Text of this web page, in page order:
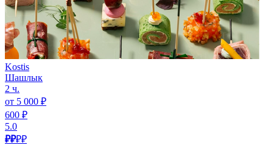
Kostis
Шашлык
2 ч.
от 5 000 ₽
600 ₽
5.0
₽₽₽₽